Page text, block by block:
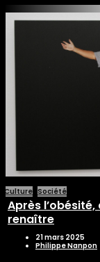
Culture Société
Après
renaître
21 mars 2025
Philippe Nanpon